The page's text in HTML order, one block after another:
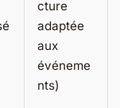
cture
adaptée
aux
événeme
nts)